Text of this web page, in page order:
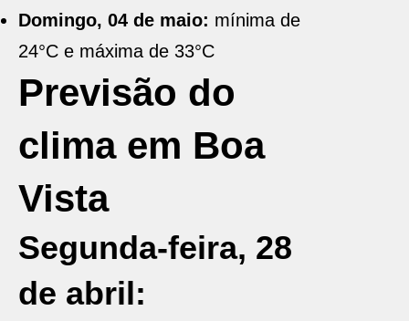
Domingo, 04 de maio: mínima de
24°C e máxima de 33°C
Previsão do
clima em Boa
Vista
Segunda-feira, 28
de abril: